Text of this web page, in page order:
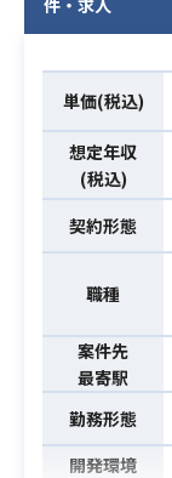
単価(税込)
想定年収
(税込)
契約形態
職種
案件先
最寄駅
勤務形態
開発環境